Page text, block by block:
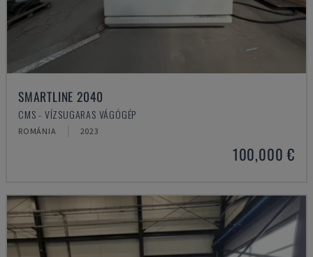
SMARTLINE 2040
CMS - VÍZSUGARAS VÁGÓGÉP
ROMÁNIA 2023
100,000 €